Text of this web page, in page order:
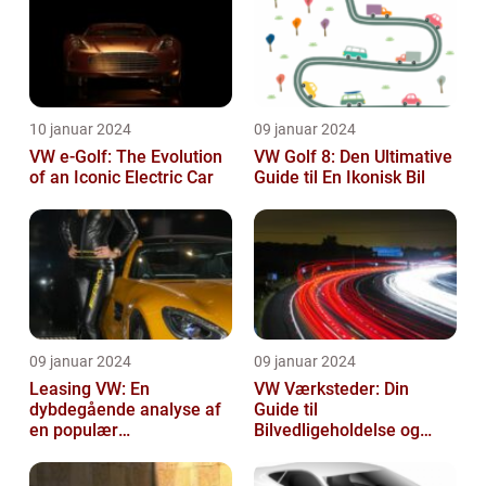
10 januar 2024
VW e-Golf: The Evolution
of an Iconic Electric Car
09 januar 2024
VW Golf 8: Den Ultimative
Guide til En Ikonisk Bil
09 januar 2024
Leasing VW: En
dybdegående analyse af
en populær
09 januar 2024
VW Værksteder: Din
Guide til
Bilvedligeholdelse og